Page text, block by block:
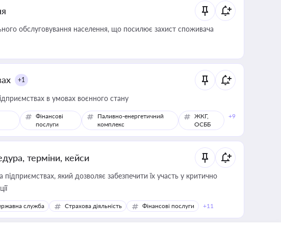
обслуговування населення, що посилює захист споживача
+1
в умовах воєнного стану
Фінансові
послуги
Паливно-енергетичний
комплекс
ЖКГ,
ОСББ
+9
терміни, кейси
який дозволяє забезпечити їх участь у критично
служба Страхова діяльність Фінансові послуги +11